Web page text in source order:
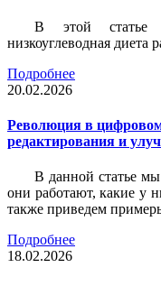
В этой статье
низкоуглеводная диета
Подробнее
20.02.2026
Революция в
редактирования и
В данной статье
они работают, какие у
также приведем
Подробнее
18.02.2026